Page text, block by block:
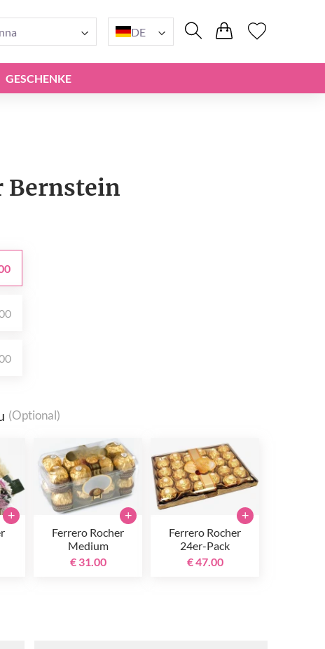
DE
GESCHENKE
Bernstein
(Optional)
+
Ferrero Rocher
Medium
€ 31.00
+
Ferrero Rocher
24er-Pack
€ 47.00
+